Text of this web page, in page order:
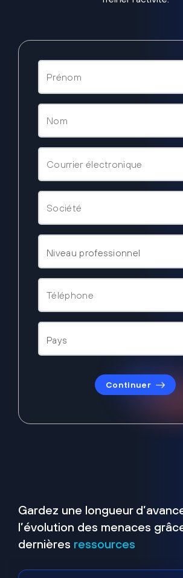
Continuer
Gardez une longueur
l’évolution des menaces
dernières ressources